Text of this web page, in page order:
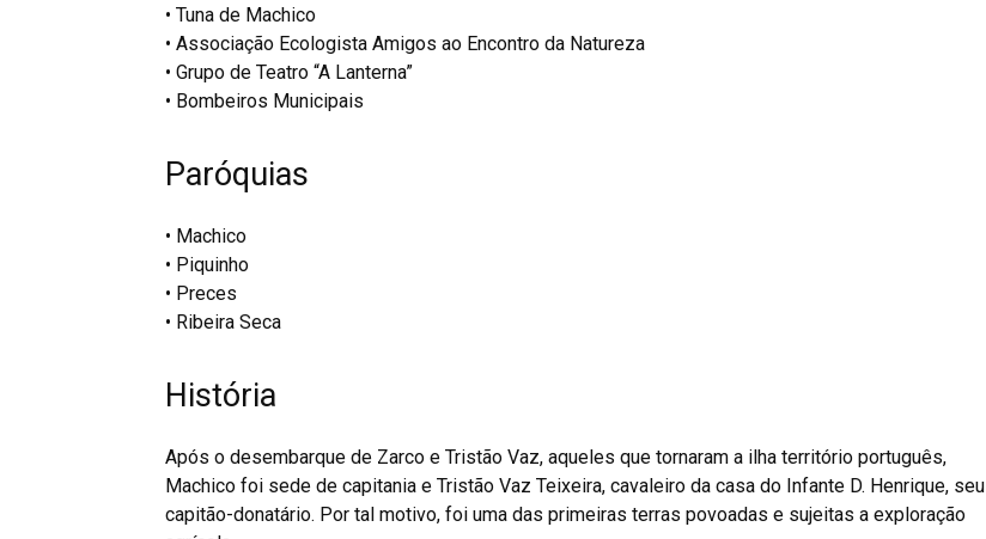
• Tuna de Machico
• Associação Ecologista Amigos ao Encontro da Natureza
• Grupo de Teatro “A Lanterna”
• Bombeiros Municipais
Paróquias
• Machico
• Piquinho
• Preces
• Ribeira Seca
História
Após o desembarque de Zarco e Tristão Vaz, aqueles que tornaram a ilha território português,
Machico foi sede de capitania e Tristão Vaz Teixeira, cavaleiro da casa do Infante D. Henrique, seu
capitão-donatário. Por tal motivo, foi uma das primeiras terras povoadas e sujeitas a exploração